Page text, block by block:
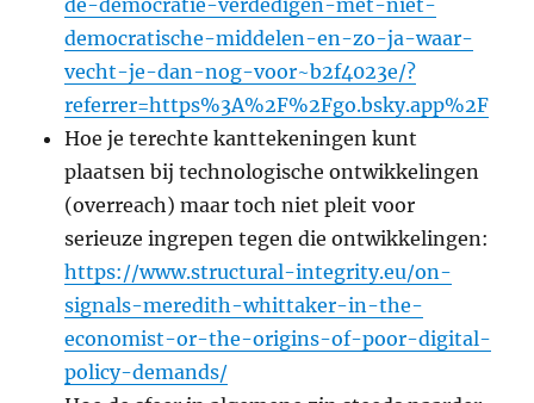
de-democratie-verdedigen-met-niet-
democratische-middelen-en-zo-ja-waar-
vecht-je-dan-nog-voor~b2f4023e/?
referrer=https%3A%2F%2Fgo.bsky.app%2F
Hoe je terechte kanttekeningen kunt
plaatsen bij technologische ontwikkelingen
(overreach) maar toch niet pleit voor
serieuze ingrepen tegen die ontwikkelingen:
https://www.structural-integrity.eu/on-
signals-meredith-whittaker-in-the-
economist-or-the-origins-of-poor-digital-
policy-demands/